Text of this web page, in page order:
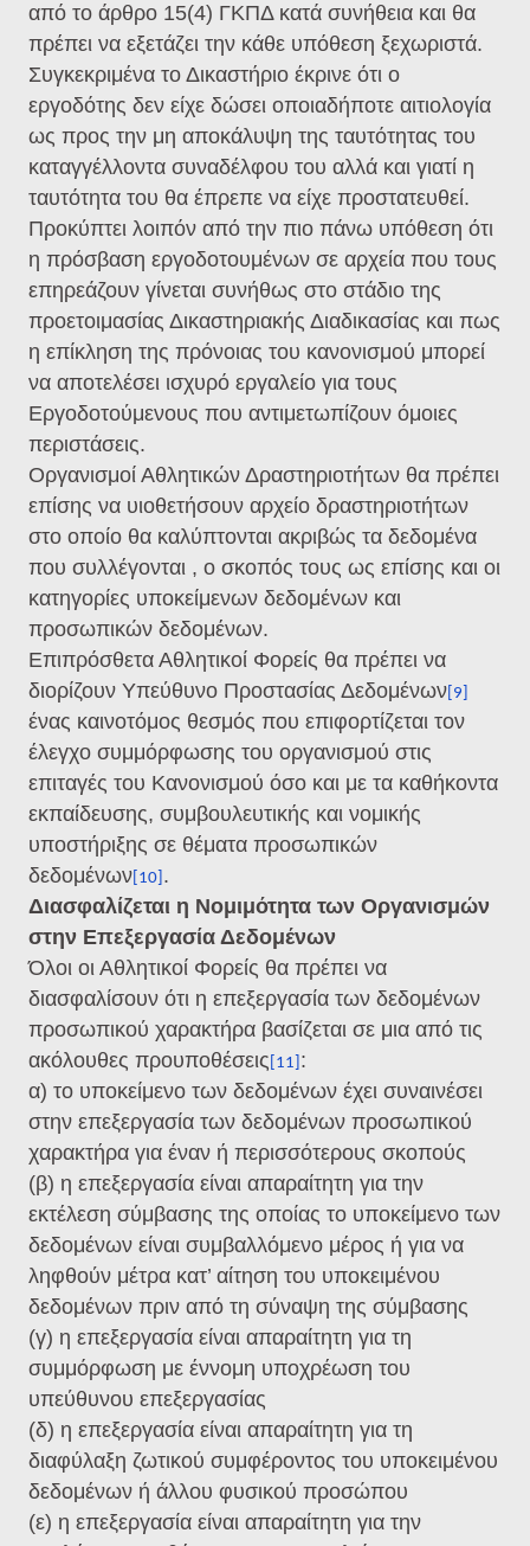
από το άρθρο 15(4) ΓΚΠΔ κατά συνήθεια και θα
πρέπει να εξετάζει την κάθε υπόθεση ξεχωριστά.
Συγκεκριμένα το Δικαστήριο έκρινε ότι ο
εργοδότης δεν είχε δώσει οποιαδήποτε αιτιολογία
ως προς την μη αποκάλυψη της ταυτότητας του
καταγγέλλοντα συναδέλφου του αλλά και γιατί η
ταυτότητα του θα έπρεπε να είχε προστατευθεί.
Προκύπτει λοιπόν από την πιο πάνω υπόθεση ότι
η πρόσβαση εργοδοτουμένων σε αρχεία που τους
επηρεάζουν γίνεται συνήθως στο στάδιο της
προετοιμασίας Δικαστηριακής Διαδικασίας και πως
η επίκληση της πρόνοιας του κανονισμού μπορεί
να αποτελέσει ισχυρό εργαλείο για τους
Εργοδοτούμενους που αντιμετωπίζουν όμοιες
περιστάσεις.
Οργανισμοί Αθλητικών Δραστηριοτήτων θα πρέπει
επίσης να υιοθετήσουν αρχείο δραστηριοτήτων
στο οποίο θα καλύπτονται ακριβώς τα δεδομένα
που συλλέγονται , ο σκοπός τους ως επίσης και οι
κατηγορίες υποκείμενων δεδομένων και
προσωπικών δεδομένων.
Επιπρόσθετα Αθλητικοί Φορείς θα πρέπει να
διορίζουν Υπεύθυνο Προστασίας Δεδομένων [9]
ένας καινοτόμος θεσμός που επιφορτίζεται τον
έλεγχο συμμόρφωσης του οργανισμού στις
επιταγές του Κανονισμού όσο και με τα καθήκοντα
εκπαίδευσης, συμβουλευτικής και νομικής
υποστήριξης σε θέματα προσωπικών
δεδομένων [10] .
Διασφαλίζεται η Νομιμότητα των Οργανισμών
στην Επεξεργασία Δεδομένων
Όλοι οι Αθλητικοί Φορείς θα πρέπει να
διασφαλίσουν ότι η επεξεργασία των δεδομένων
προσωπικού χαρακτήρα βασίζεται σε μια από τις
ακόλουθες προυποθέσεις [11] :
α) το υποκείμενο των δεδομένων έχει συναινέσει
στην επεξεργασία των δεδομένων προσωπικού
χαρακτήρα για έναν ή περισσότερους σκοπούς
(β) η επεξεργασία είναι απαραίτητη για την
εκτέλεση σύμβασης της οποίας το υποκείμενο των
δεδομένων είναι συμβαλλόμενο μέρος ή για να
ληφθούν μέτρα κατ’ αίτηση του υποκειμένου
δεδομένων πριν από τη σύναψη της σύμβασης
(γ) η επεξεργασία είναι απαραίτητη για τη
συμμόρφωση με έννομη υποχρέωση του
υπεύθυνου επεξεργασίας
(δ) η επεξεργασία είναι απαραίτητη για τη
διαφύλαξη ζωτικού συμφέροντος του υποκειμένου
δεδομένων ή άλλου φυσικού προσώπου
(ε) η επεξεργασία είναι απαραίτητη για την